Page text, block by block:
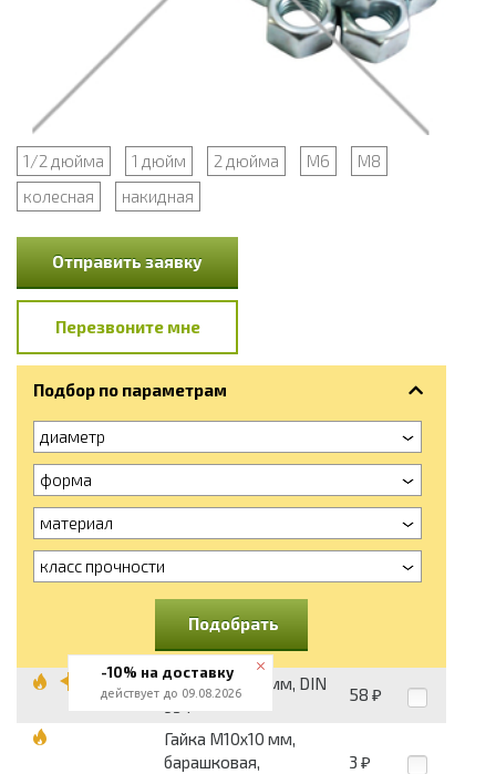
1/2 дюйма 1 дюйм 2 дюйма М6
М8
колесная
накидная
Отправить заявку
Перезвоните мне
Подбор по параметрам
диаметр
форма
материал
класс прочности
Подобрать
Гайка М10x10 мм, DIN
934
58 ₽
Гайка М10x10 мм,
барашковая,
3 ₽
-10% на доставку
действует до 09.08.2026